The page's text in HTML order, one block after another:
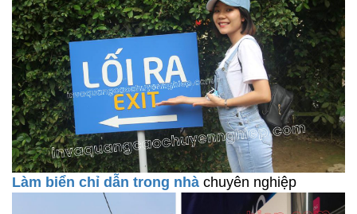
Làm biển chỉ dẫn trong nhà chuyên nghiệp